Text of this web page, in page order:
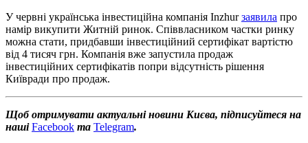
У червні українська інвестиційна компанія Inzhurзаявила про
намір викупити Житній ринок. Співвласником частки ринку
можна стати, придбавши інвестиційний сертифікат вартістю
від 4 тисяч грн. Компанія вже запустила продаж
інвестиційних сертифікатів попри відсутність рішення
Київради про продаж.
Щоб отримувати актуальні новини Києва, підписуйтеся на
нашіFacebook та Telegram.